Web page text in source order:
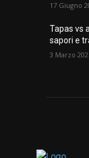
17 Giugno
Tapas vs
sapori e
3 Marzo